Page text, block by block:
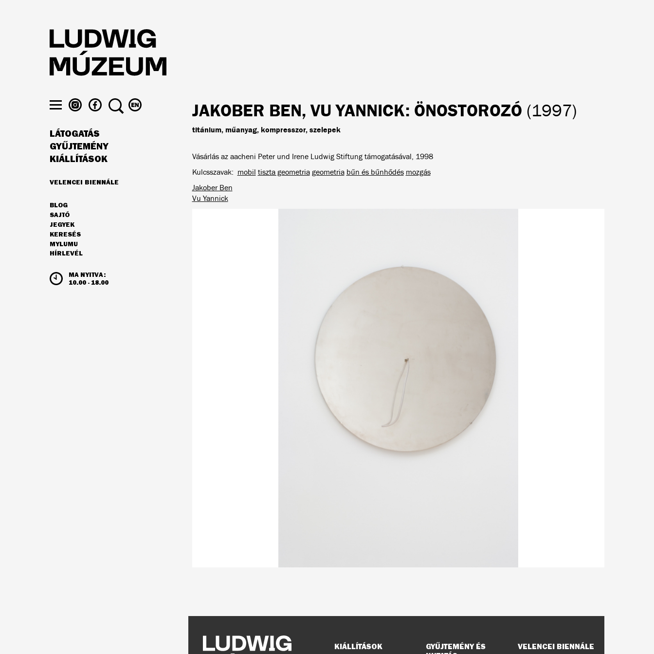
láthatósága
LUDWIG
MÚZEUM
INSTAGRAMON
LUDWIG
MÚZEUM
FACEBOOK-
ON
KERESÉSVÁLTÁS
ENGLISH
FŐ
NAVIGÁCIÓ
LÁTOGATÁS
GYŰJTEMÉNY
KIÁLLÍTÁSOK
VELENCEI BIENNÁLE
MÁSODLAGOS
NAVIGÁCIÓ
BLOG
SAJTÓ
JEGYEK
KERESÉS
MYLUMU
HÍRLEVÉL
MA NYITVA:
10.00 - 18.00
NYITVATARTÁS ÉS JEGYÁRAK
JAKOBER BEN, VU YANNICK: ÖNOSTOROZÓ (1997)
titánium, műanyag, kompresszor, szelepek
Vásárlás az aacheni Peter und Irene Ludwig Stiftung támogatásával, 1998
Kulcsszavak
mobil tiszta geometria geometria bűn és bűnhődés mozgás
Jakober Ben
Vu Yannick
Oldaltérkép
KIÁLLÍTÁSOK
GYŰJTEMÉNY ÉS
VELENCEI BIENNÁLE